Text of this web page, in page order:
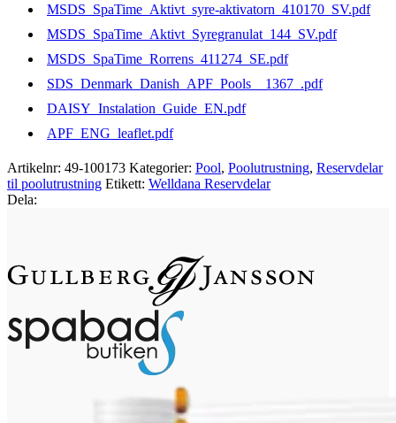
MSDS_SpaTime_Aktivt_syre-aktivatorn_410170_SV.pdf
MSDS_SpaTime_Aktivt_Syregranulat_144_SV.pdf
MSDS_SpaTime_Rorrens_411274_SE.pdf
SDS_Denmark_Danish_APF_Pools__1367_.pdf
DAISY_Instalation_Guide_EN.pdf
APF_ENG_leaflet.pdf
Artikelnr: 49-100173 Kategorier: Pool, Poolutrustning, Reservdelar
til poolutrustning Etikett: Welldana Reservdelar
Dela: